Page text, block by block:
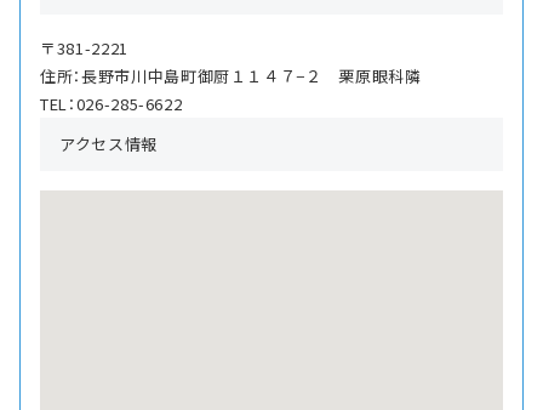
〒381-2221
住所：長野市川中島町御厨１１４７−２ 栗原眼科隣
TEL：026-285-6622
アクセス情報